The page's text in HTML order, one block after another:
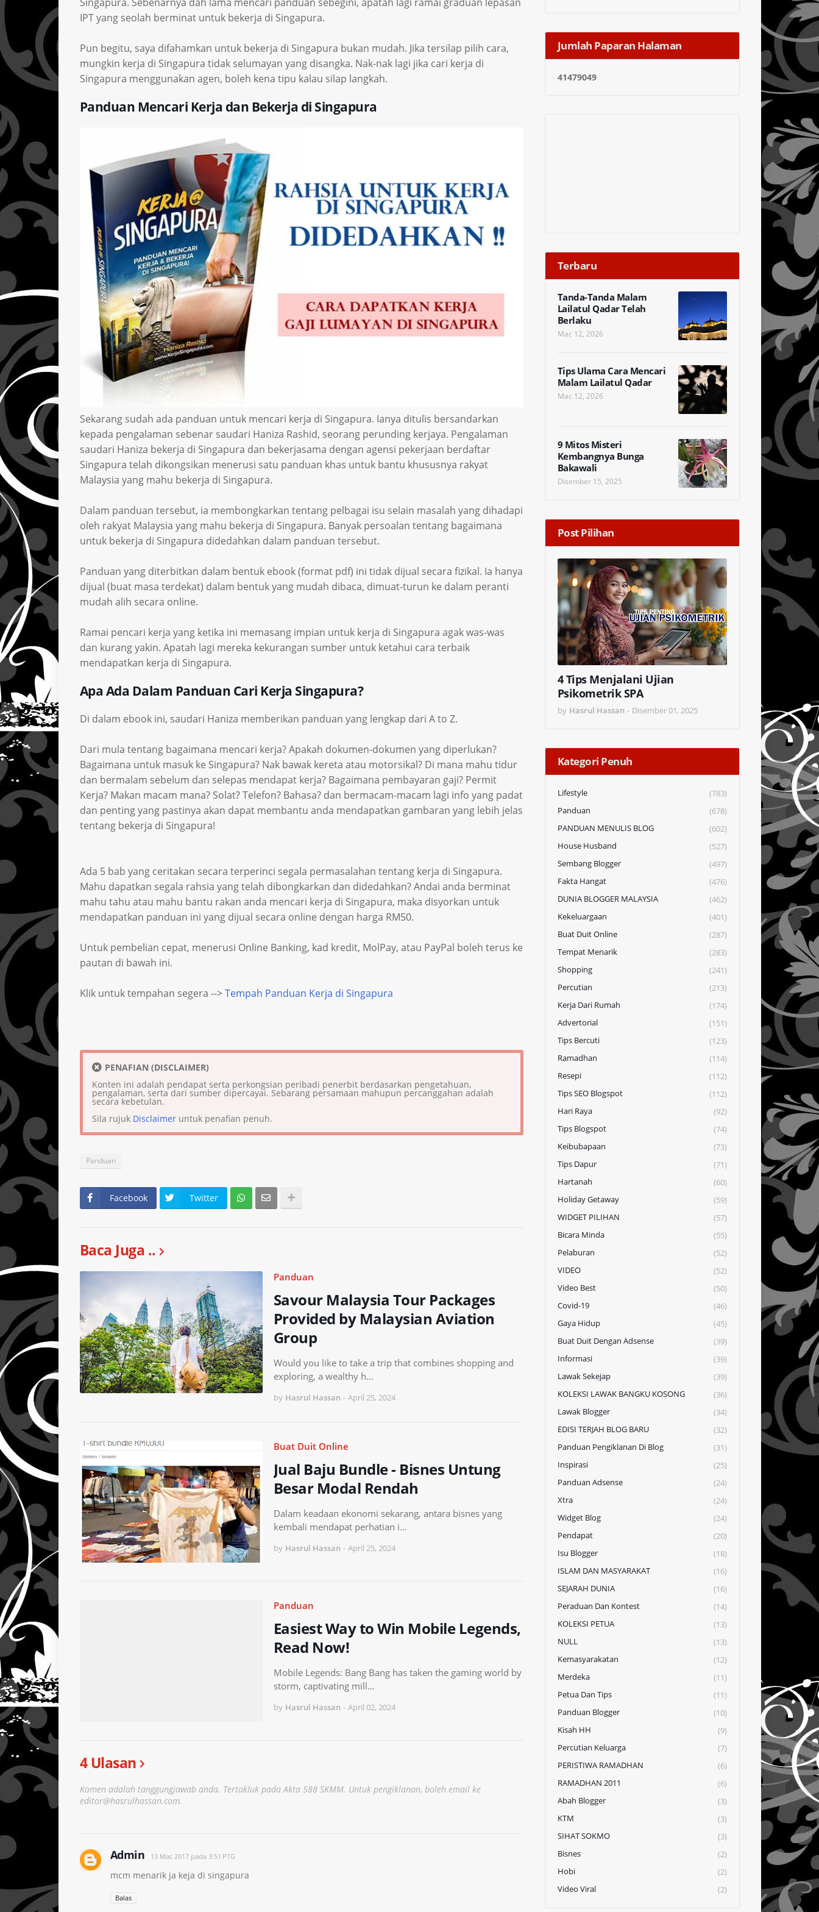
IPT yang seolah berminat untuk bekerja di Singapura.
Pun begitu, saya difahamkan untuk bekerja di Singapura bukan mudah. Jika tersilap pilih cara,
mungkin kerja di Singapura tidak selumayan yang disangka. Nak-nak lagi jika cari kerja di
Singapura menggunakan agen, boleh kena tipu kalau silap langkah.
Panduan Mencari Kerja dan Bekerja di Singapura
Sekarang sudah ada panduan untuk mencari kerja di Singapura. Ianya ditulis bersandarkan
kepada pengalaman sebenar saudari Haniza Rashid, seorang perunding kerjaya. Pengalaman
saudari Haniza bekerja di Singapura dan bekerjasama dengan agensi pekerjaan berdaftar
Singapura telah dikongsikan menerusi satu panduan khas untuk bantu khususnya rakyat
Malaysia yang mahu bekerja di Singapura.
Dalam panduan tersebut, ia membongkarkan tentang pelbagai isu selain masalah yang dihadapi
oleh rakyat Malaysia yang mahu bekerja di Singapura. Banyak persoalan tentang bagaimana
untuk bekerja di Singapura didedahkan dalam panduan tersebut.
Panduan yang diterbitkan dalam bentuk ebook (format pdf) ini tidak dijual secara fizikal. Ia hanya
dijual (buat masa terdekat) dalam bentuk yang mudah dibaca, dimuat-turun ke dalam peranti
mudah alih secara online.
Ramai pencari kerja yang ketika ini memasang impian untuk kerja di Singapura agak was-was
dan kurang yakin. Apatah lagi mereka kekurangan sumber untuk ketahui cara terbaik
mendapatkan kerja di Singapura.
Apa Ada Dalam Panduan Cari Kerja Singapura?
Di dalam ebook ini, saudari Haniza memberikan panduan yang lengkap dari A to Z.
Dari mula tentang bagaimana mencari kerja? Apakah dokumen-dokumen yang diperlukan?
Bagaimana untuk masuk ke Singapura? Nak bawak kereta atau motorsikal? Di mana mahu tidur
dan bermalam sebelum dan selepas mendapat kerja? Bagaimana pembayaran gaji? Permit
Kerja? Makan macam mana? Solat? Telefon? Bahasa? dan bermacam-macam lagi info yang padat
dan penting yang pastinya akan dapat membantu anda mendapatkan gambaran yang lebih jelas
tentang bekerja di Singapura!
Ada 5 bab yang ceritakan secara terperinci segala permasalahan tentang kerja di Singapura.
Mahu dapatkan segala rahsia yang telah dibongkarkan dan didedahkan? Andai anda berminat
mahu tahu atau mahu bantu rakan anda mencari kerja di Singapura, maka disyorkan untuk
mendapatkan panduan ini yang dijual secara online dengan harga RM50.
Untuk pembelian cepat, menerusi Online Banking, kad kredit, MolPay, atau PayPal boleh terus ke
pautan di bawah ini.
Klik untuk tempahan segera -->Tempah Panduan Kerja di Singapura
PENAFIAN (DISCLAIMER)
Konten ini adalah pendapat serta perkongsian peribadi penerbit berdasarkan pengetahuan,
pengalaman, serta dari sumber dipercayai. Sebarang persamaan mahupun percanggahan adalah
secara kebetulan.
Sila rujuk Disclaimeruntuk penafian penuh.
Panduan
Facebook Twitter
Baca Juga ..
Panduan
Savour Malaysia Tour Packages
Provided by Malaysian Aviation
Group
Would you like to take a trip that combines shopping and
exploring, a wealthy h…
by Hasrul Hassan - April 25, 2024
Buat Duit Online
Jual Baju Bundle - Bisnes Untung
Besar Modal Rendah
Dalam keadaan ekonomi sekarang, antara bisnes yang
kembali mendapat perhatian i…
by Hasrul Hassan - April 25, 2024
Panduan
Easiest Way to Win Mobile Legends,
Read Now!
Mobile Legends: Bang Bang has taken the gaming world by
storm, captivating mill…
by Hasrul Hassan - April 02, 2024
4 Ulasan
Komen adalah tanggungjawab anda. Tertakluk pada Akta 588 SKMM. Untuk pengiklanan, boleh email ke
editor@hasrulhassan.com.
Admin 13 Mac 2017 pada 3:51 PTG
mcm menarik ja keja di singapura
Balas
Jumlah Paparan Halaman
41479049
Terbaru
Tanda-Tanda Malam
Lailatul Qadar Telah
Berlaku
Mac 12, 2026
Tips Ulama Cara Mencari
Malam Lailatul Qadar
Mac 12, 2026
9 Mitos Misteri
Kembangnya Bunga
Bakawali
Disember 15, 2025
Post Pilihan
4 Tips Menjalani Ujian
Psikometrik SPA
by Hasrul Hassan - Disember 01, 2025
Kategori Penuh
Lifestyle
(783)
Panduan
(678)
PANDUAN MENULIS BLOG
(602)
House Husband
(527)
Sembang Blogger
(497)
Fakta Hangat
(476)
DUNIA BLOGGER MALAYSIA
(462)
Kekeluargaan
(401)
Buat Duit Online
(287)
Tempat Menarik
(283)
Shopping
(241)
Percutian
(213)
Kerja Dari Rumah
(174)
Advertorial
(151)
Tips Bercuti
(123)
Ramadhan
(114)
Resepi
(112)
Tips SEO Blogspot
(112)
Hari Raya
(92)
Tips Blogspot
(74)
Keibubapaan
(73)
Tips Dapur
(71)
Hartanah
(60)
Holiday Getaway
(59)
WIDGET PILIHAN
(57)
Bicara Minda
(55)
Pelaburan
(52)
VIDEO
(52)
Video Best
(50)
Covid-19
(46)
Gaya Hidup
(45)
Buat Duit Dengan Adsense
(39)
Informasi
(39)
Lawak Sekejap
(39)
KOLEKSI LAWAK BANGKU KOSONG
(36)
Lawak Blogger
(34)
EDISI TERJAH BLOG BARU
(32)
Panduan Pengiklanan Di Blog
(31)
Inspirasi
(25)
Panduan Adsense
(24)
Xtra
(24)
Widget Blog
(24)
Pendapat
(20)
Isu Blogger
(18)
ISLAM DAN MASYARAKAT
(16)
SEJARAH DUNIA
(16)
Peraduan Dan Kontest
(14)
KOLEKSI PETUA
(13)
NULL
(13)
Kemasyarakatan
(12)
Merdeka
(11)
Petua Dan Tips
(11)
Panduan Blogger
(10)
Kisah HH
(9)
Percutian Keluarga
(7)
PERISTIWA RAMADHAN
(6)
RAMADHAN 2011
(6)
Abah Blogger
(3)
KTM
(3)
SIHAT SOKMO
(3)
Bisnes
(2)
Hobi
(2)
Video Viral
(2)